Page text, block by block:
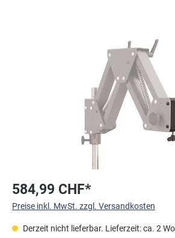
584,99 CHF*
Preise inkl. MwSt. zzgl. Versandkosten
Derzeit nicht lieferbar. Lieferzeit: ca. 2